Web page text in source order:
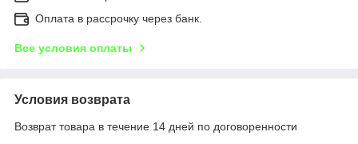
Оплата в рассрочку через банк.
Все условия оплаты
Условия возврата
Возврат товара в течение 14 дней по договоренности